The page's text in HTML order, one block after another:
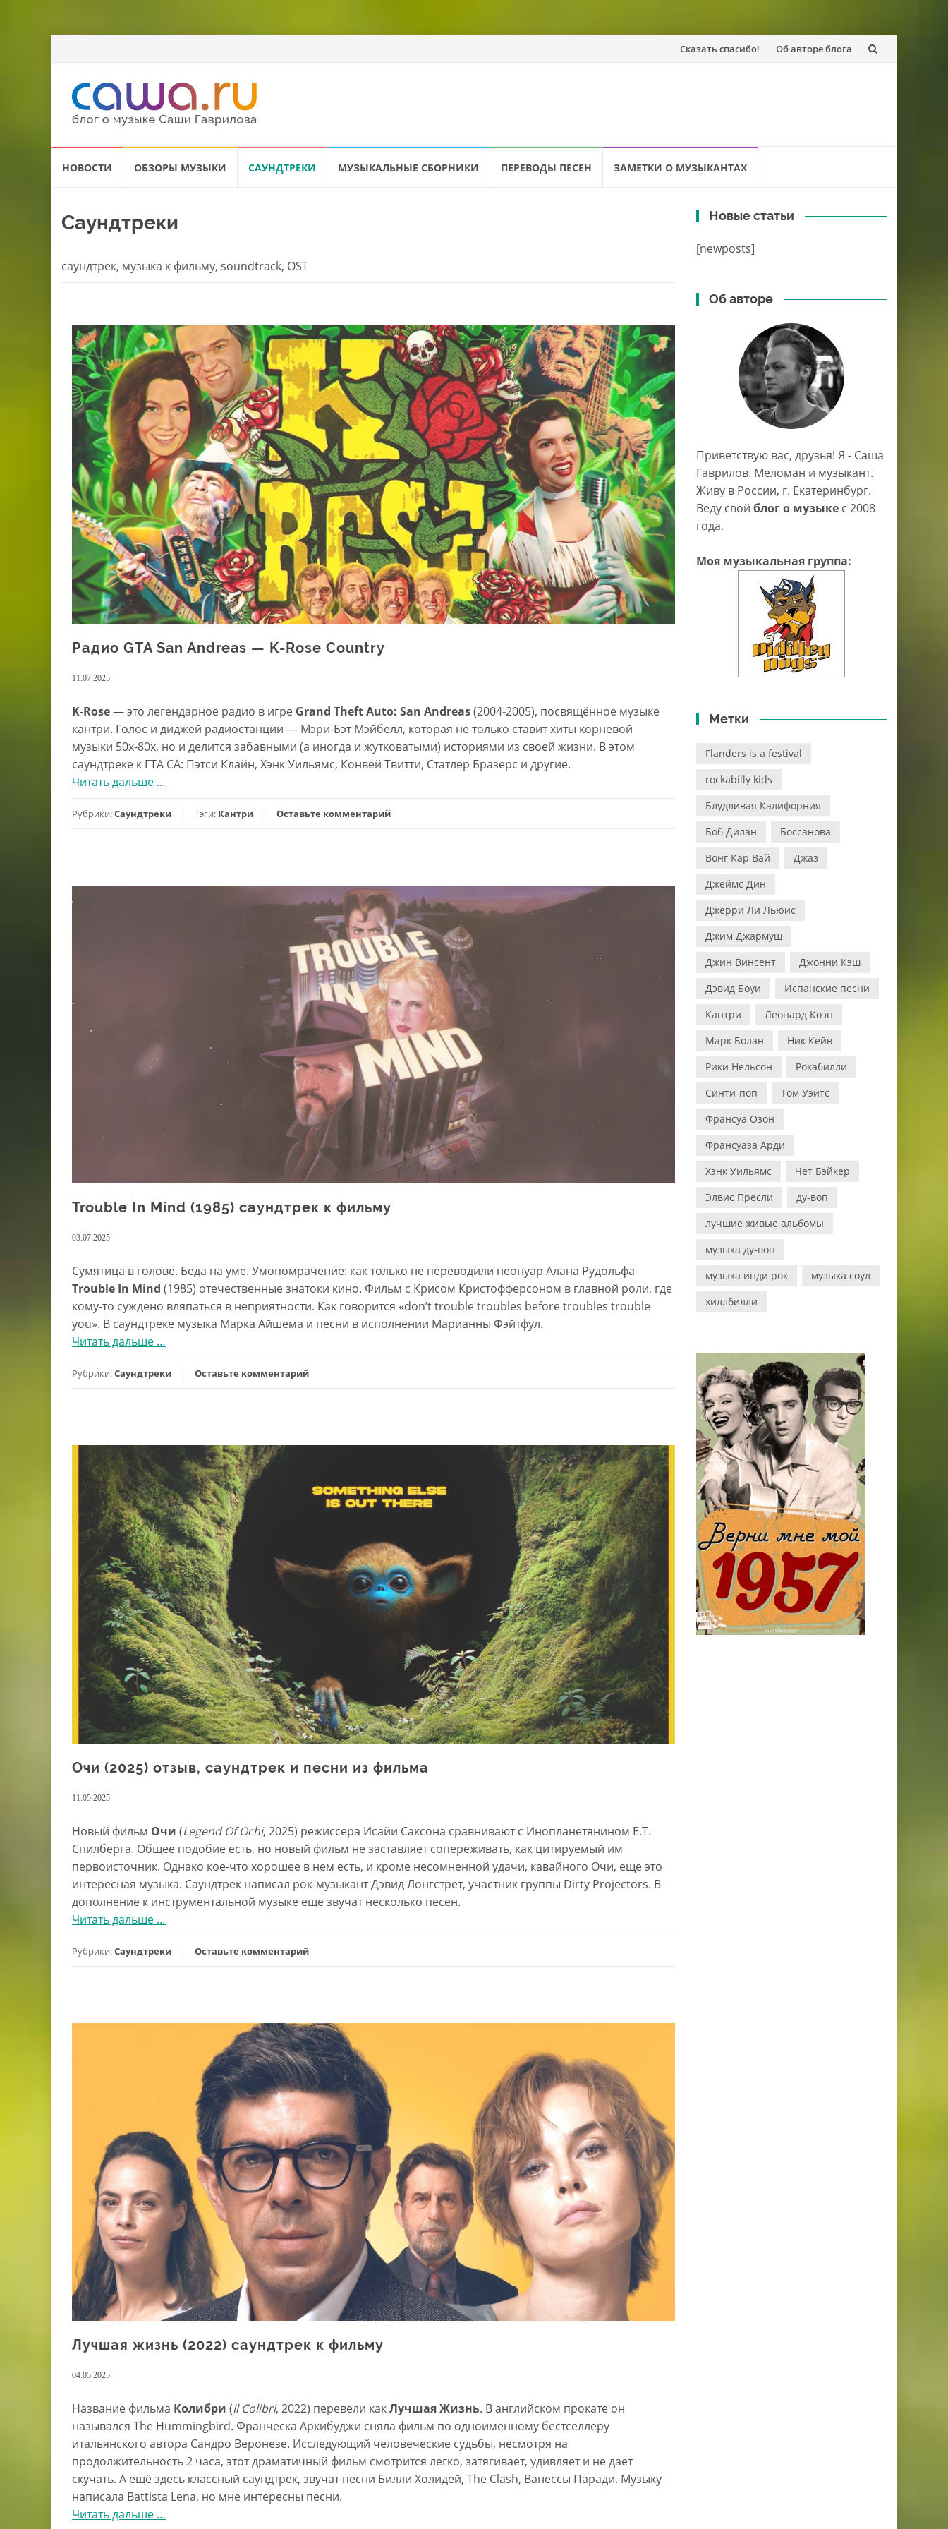
Перейти
Сказать спасибо! Об авторе блога
НОВОСТИ ОБЗОРЫ МУЗЫКИ САУНДТРЕКИ МУЗЫКАЛЬНЫЕ СБОРНИКИ ПЕРЕВОДЫ ПЕСЕН ЗАМЕТКИ О МУЗЫКАНТАХ
Саундтреки
саундтрек, музыка к фильму, soundtrack, OST
Радио GTA San Andreas — K-Rose Country
11.07.2025
K-Rose— это легендарное радио в игре Grand Theft Auto: San Andreas(2004-2005), посвящённое музыке
кантри. Голос и диджей радиостанции — Мэри-Бэт Мэйбелл, которая не только ставит хиты корневой
музыки 50х-80х, но и делится забавными (а иногда и жутковатыми) историями из своей жизни. В этом
саундтреке к ГТА СА: Пэтси Клайн, Хэнк Уильямс, Конвей Твитти, Статлер Бразерс и другие.
Читать дальше проРадио
San
Rose
…
Рубрики:Саундтреки Тэги: Кантри Оставьте комментарий
Trouble In Mind (1985) саундтрек к фильму
03.07.2025
Сумятица в голове. Беда на уме. Умопомрачение: как только не переводили неонуар Алана Рудольфа
Trouble In Mind (1985) отечественные знатоки кино. Фильм с Крисом Кристофферсоном в главной роли, где
кому-то суждено вляпаться в неприятности. Как говорится «don’t trouble troubles before troubles trouble
you». В саундтреке музыка Марка Айшема и песни в исполнении Марианны Фэйтфул.
Читать дальше проTrouble
Mind
фильму
…
Рубрики:Саундтреки Оставьте комментарий
Очи (2025) отзыв, саундтрек и песни из фильма
11.05.2025
Новый фильм Очи (Legend Of Ochi, 2025) режиссера Исайи Саксона сравнивают с Инопланетянином E.T.
Спилберга. Общее подобие есть, но новый фильм не заставляет сопереживать, как цитируемый им
первоисточник. Однако кое-что хорошее в нем есть, и кроме несомненной удачи, кавайного Очи, еще это
интересная музыка. Саундтрек написал рок-музыкант Дэвид Лонгстрет, участник группы Dirty Projectors. В
дополнение к инструментальной музыке еще звучат несколько песен.
Читать дальше проОчи
отзыв,
из
…
Рубрики:Саундтреки Оставьте комментарий
Лучшая жизнь (2022) саундтрек к фильму
04.05.2025
Название фильма Колибри (Il Colibri, 2022) перевели какЛучшая Жизнь. В английском прокате он
назывался The Hummingbird. Франческа Аркибуджи сняла фильм по одноименному бестселлеру
итальянского автора Сандро Веронезе. Исследующий человеческие судьбы, несмотря на
продолжительность 2 часа, этот драматичный фильм смотрится легко, затягивает, удивляет и не дает
скучать. А ещё здесь классный саундтрек, звучат песни Билли Холидей, The Clash, Ванессы Паради. Музыку
написала Battista Lena, но мне интересны песни.
Читать дальше проЛучшая
…
Новые статьи
[newposts]
Об авторе
Приветствую вас, друзья! Я - Саша
Гаврилов. Меломан и музыкант.
Живу в России, г. Екатеринбург.
Веду свой блог о музыке c 2008
года.
Моя музыкальная группа:
Метки
Flanders is a festival
rockabilly kids
Блудливая Калифорния
Боб Дилан
Боссанова
Вонг Кар Вай
Джаз
Джеймс Дин
Джерри Ли Льюис
Джим Джармуш
Джин Винсент
Джонни Кэш
Дэвид Боуи
Испанские песни
Кантри
Леонард Коэн
Марк Болан
Ник Кейв
Рики Нельсон
Рокабилли
Синти-поп
Том Уэйтс
Франсуа Озон
Франсуаза Арди
Хэнк Уильямс
Чет Бэйкер
Элвис Пресли
ду-воп
лучшие живые альбомы
музыка ду-воп
музыка инди рок
музыка соул
хиллбилли